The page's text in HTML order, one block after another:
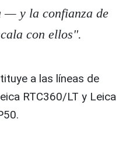
— y la confianza de
con ellos".
a las líneas de
RTC360/LT y Leica